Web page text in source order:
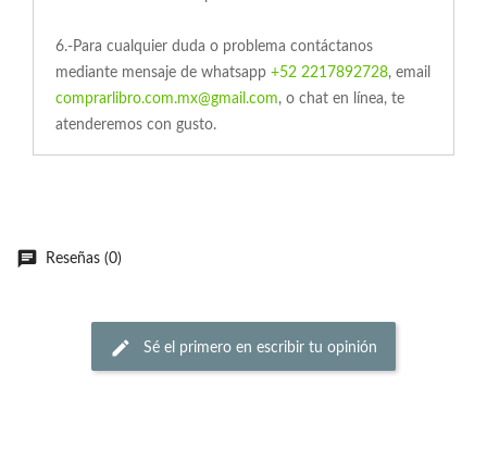
6.-Para cualquier duda o problema contáctanos
mediante mensaje de whatsapp +52 2217892728, email
comprarlibro.com.mx@gmail.com, o chat en línea, te
atenderemos con gusto.
Reseñas (0)
Sé el primero en escribir tu opinión